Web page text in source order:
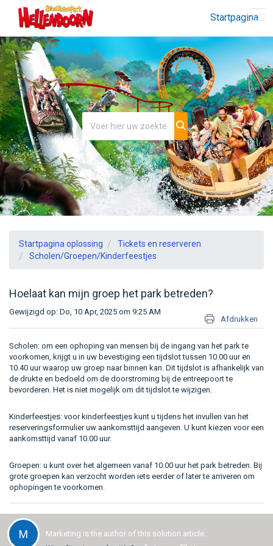
Startpagina
Startpagina oplossing
Tickets en reserveren
Scholen/Groepen/Kinderfeestjes
Hoelaat kan mijn groep het park betreden?
Afdrukken
Gewijzigd op: Do, 10 Apr, 2025 om 9:25 AM
Scholen: om een ophoping van mensen bij de ingang van het park te
voorkomen, krijgt u in uw bevestiging een tijdslot tussen 10.00 uur en
10.40 uur waarop uw groep naar binnen kan. Dit tijdslot is afhankelijk van
de drukte en bedoeld om de doorstroming bij de entreepoort te
bevorderen. Het is niet mogelijk om dit tijdslot te wijzigen.
Kinderfeestjes: voor kinderfeestjes kunt u tijdens het invullen van het
reserveringsformulier uw aankomsttijd aangeven. U kunt kiezen voor een
aankomsttijd vanaf 10.00 uur.
Groepen: u kunt over het algemeen vanaf 10.00 uur het park betreden. Bij
grote groepen kan verzocht worden iets eerder of later te arriveren om
ophopingen te voorkomen.
M
Marketing is the author of this solution article.